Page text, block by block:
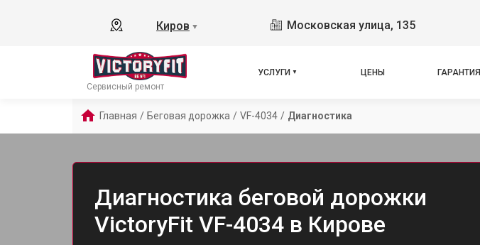
Киров ▼ Московская улица, 135
Сервисный ремонт
УСЛУГИ ЦЕНЫ ГАРАНТИЯ
Главная / Беговая дорожка / VF-4034 / Диагностика
Диагностика беговой дорожки
VictoryFit VF-4034 в Кирове